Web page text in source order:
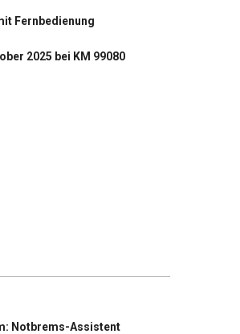
Fernbedienung
2025 bei KM 99080
Notbrems-Assistent